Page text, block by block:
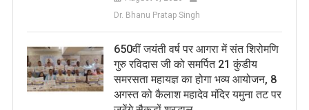
Dr. Bhanu Pratap Singh
650वीं जयंती वर्ष पर आगरा में संत शिरोमणि
गुरु रविदास जी को समर्पित 21 कुंडीय
समरसता महायज्ञ का होगा भव्य आयोजन, 8
अगस्त को कैलाश महादेव मंदिर यमुना तट पर